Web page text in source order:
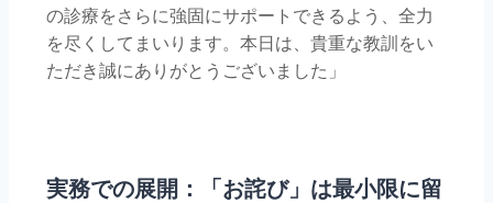
の診療をさらに強固にサポートできるよう、全力
を尽くしてまいります。本日は、貴重な教訓をい
ただき誠にありがとうございました」
実務での展開：「お詫び」は最小限に留